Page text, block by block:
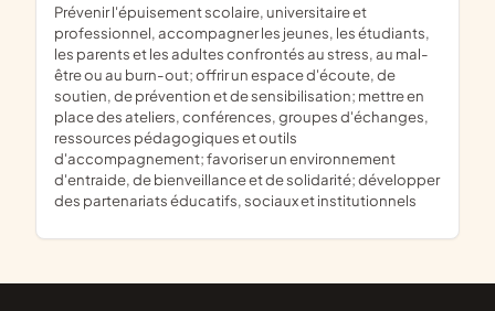
prévenir l'épuisement scolaire, universitaire et
professionnel, accompagner les jeunes, les étudiants,
les parents et les adultes confrontés au stress, au mal-
être ou au burn-out; offrir un espace d'écoute, de
soutien, de prévention et de sensibilisation; mettre en
place des ateliers, conférences, groupes d'échanges,
ressources pédagogiques et outils
d'accompagnement; favoriser un environnement
d'entraide, de bienveillance et de solidarité; développer
des partenariats éducatifs, sociaux et institutionnels